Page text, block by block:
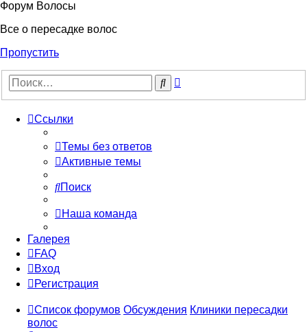
Форум Волосы
Все о пересадке волос
Пропустить
Поиск
Ссылки
Темы без ответов
Активные темы
Поиск
Наша команда
Галерея
FAQ
Вход
Регистрация
Список форумов Обсуждения Клиники пересадки
волос